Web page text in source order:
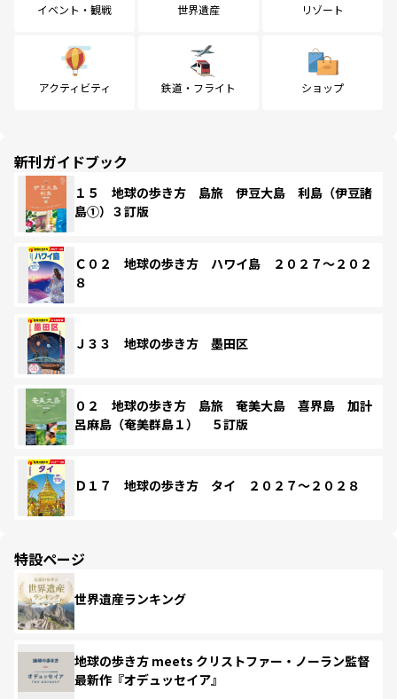
イベント・観戦 世界遺産 リゾート
アクティビティ 鉄道・フライト ショップ
新刊ガイドブック
１５ 地球の歩き方 島旅 伊豆大島 利島（伊豆諸
島①）３訂版
Ｃ０２ 地球の歩き方 ハワイ島 ２０２７～２０２
８
Ｊ３３ 地球の歩き方 墨田区
０２ 地球の歩き方 島旅 奄美大島 喜界島 加計
呂麻島（奄美群島１） ５訂版
Ｄ１７ 地球の歩き方 タイ ２０２７～２０２８
特設ページ
世界遺産ランキング
地球の歩き方 meets クリストファー・ノーラン監督
最新作『オデュッセイア』